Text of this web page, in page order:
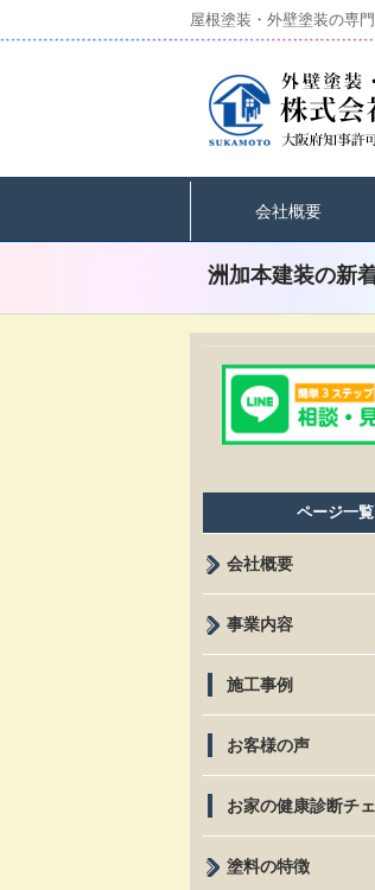
屋根塗装・外壁塗装の専
会社概要
洲加本建装の新
ページ一覧
会社概要
事業内容
施工事例
お客様の声
お家の健康診断チ
塗料の特徴